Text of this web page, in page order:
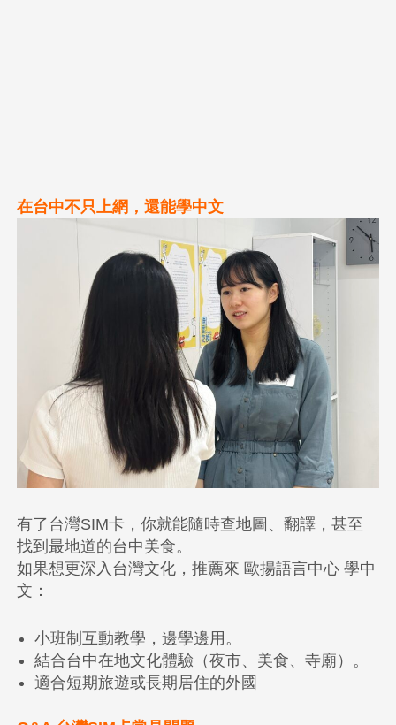
在台中不只上網，還能學中文
有了台灣SIM卡，你就能隨時查地圖、翻譯，甚至
找到最地道的台中美食。
如果想更深入台灣文化，推薦來 歐揚語言中心 學中
文：
小班制互動教學，邊學邊用。
結合台中在地文化體驗（夜市、美食、寺廟）。
適合短期旅遊或長期居住的外國